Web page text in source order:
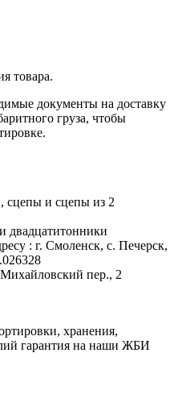
товара.
документы на доставку
груза, чтобы
сцепы и сцепы из 2
двадцатитонники
: г. Смоленск, с. Печерск,
пер., 2
хранения,
гарантия на наши ЖБИ